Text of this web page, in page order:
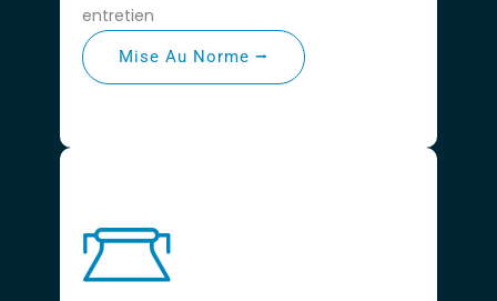
entretien
Mise Au Norme ⭢